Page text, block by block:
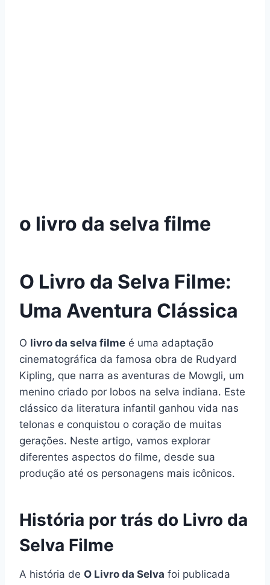
o livro da selva filme
O Livro da Selva Filme:
Uma Aventura Clássica
O livro da selva filme é uma adaptação
cinematográfica da famosa obra de Rudyard
Kipling, que narra as aventuras de Mowgli, um
menino criado por lobos na selva indiana. Este
clássico da literatura infantil ganhou vida nas
telonas e conquistou o coração de muitas
gerações. Neste artigo, vamos explorar
diferentes aspectos do filme, desde sua
produção até os personagens mais icônicos.
História por trás do Livro da
Selva Filme
A história de O Livro da Selva foi publicada